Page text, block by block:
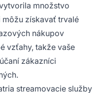
množstvo
získavať trvalé
nákupov
vzťahy, takže vaše
zákazníci
streamovacie služby